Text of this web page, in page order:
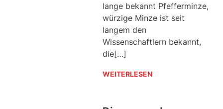
lange bekannt Pfefferminze,
würzige Minze ist seit
langem den
Wissenschaftlern bekannt,
die[…]
WEITERLESEN